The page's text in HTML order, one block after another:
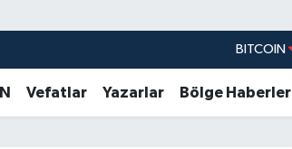
DOLAR
Vefatlar Yazarlar Bölge